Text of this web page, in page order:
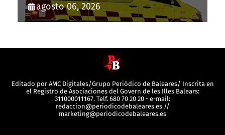
agosto 06, 2026
Editado por AMC Digitales/Grupo Periódico de Baleares/ Inscrita en
el Registro de Asociaciones del Govern de les Illes Balears:
311000011167. Telf. 680 70 20 20 - e-mail:
redaccion@periodicodebaleares.es //
marketing@periodicodebaleares.es